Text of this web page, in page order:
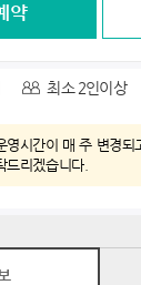
약
최소 2인이상
영시간이 매 주 변경되
드리겠습니다.